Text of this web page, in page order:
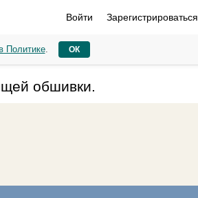
Войти Зарегистрироваться
обшивки.
Политике. ОК